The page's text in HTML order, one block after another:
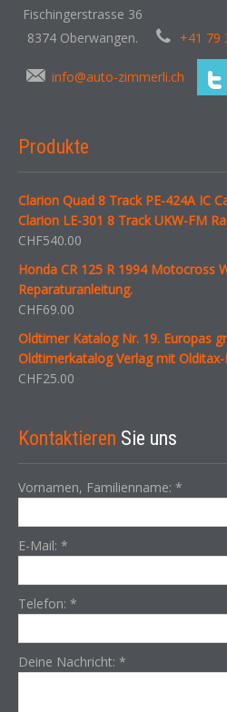
Fischingerstrasse 36
8374 Oberwangen.
+41 79
info@auto-zimmerli.ch
Produkte
Clarion Quad 8 Track PE-424A IC
Clarion LE-301 8 Track UKW-FM
CHF540.00
Honda CR 125 R 1994 Motocross
Reparaturanleitung.
CHF69.00
Oldtimer Katalog Nr. 19. Europas
Oldtimerkatalog Verlag mit
CHF25.00
Kontaktieren Sie uns
Vornamen, Familienname: *
E-Mail: *
Telefon: *
Deine Nachricht: *